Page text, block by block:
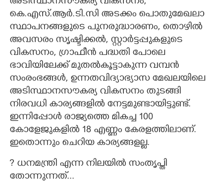
കെ.എസ്.ആർ.ടി.സി അടക്കം പൊതുമേഖലാ
സ്ഥാപനങ്ങളുടെ പുനരുദ്ധാരണം, തൊഴിൽ
അവസരം സൃഷ്ടിക്കൽ, സ്റ്റാർട്ടപ്പുകളുടെ
വികസനം, ഗ്രാഫീൻ പദ്ധതി പോലെ
ഭാവിയിലേക്ക് മുതൽകൂട്ടാകുന്ന വമ്പൻ
സംരംഭങ്ങൾ, ഉന്നതവിദ്യാഭ്യാസ മേഖലയിലെ
അടിസ്ഥാനസൗകര്യ വികസനം തുടങ്ങി
നിരവധി കാര്യങ്ങളിൽ നേട്ടമുണ്ടായിട്ടുണ്ട്.
ഇന്നിപ്പോൾ രാജ്യത്തെ മികച്ച 100
കോളേജുകളിൽ 18 എണ്ണം കേരളത്തിലാണ്.
ഇതൊന്നും ചെറിയ കാര്യങ്ങളല്ല.
?​ ധനമന്ത്രി എന്ന നിലയിൽ സംതൃപ്തി
തോന്നുന്നത്...